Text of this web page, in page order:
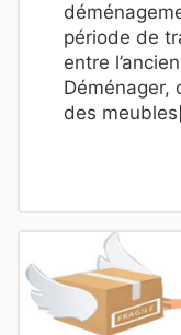
période de
entre
Déménager,
des